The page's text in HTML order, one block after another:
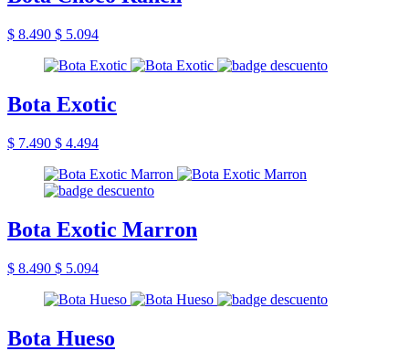
$ 8.490 $ 5.094
Bota Exotic
$ 7.490 $ 4.494
Bota Exotic Marron
$ 8.490 $ 5.094
Bota Hueso